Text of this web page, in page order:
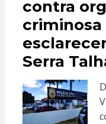
contra
criminosa
Serra